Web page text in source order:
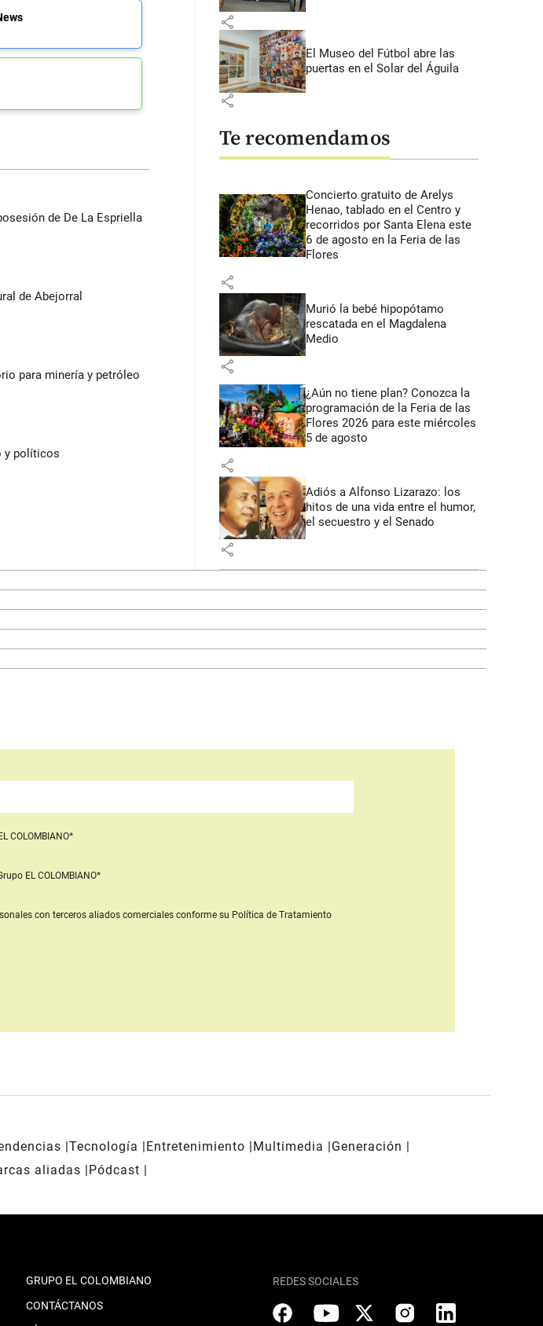
de De La Espriella
de Abejorral
para minería y petróleo
y políticos
share
El Museo del Fútbol abre las
puertas en el Solar del Águila
share
Te recomendamos
Concierto gratuito de Arelys
Henao, tablado en el Centro y
recorridos por Santa Elena este
6 de agosto en la Feria de las
Flores
share
Murió la bebé hipopótamo
rescatada en el Magdalena
Medio
share
¿Aún no tiene plan? Conozca la
programación de la Feria de las
Flores 2026 para este miércoles
5 de agosto
share
Adiós a Alfonso Lizarazo: los
hitos de una vida entre el humor,
el secuestro y el Senado
share
COLOMBIANO*
EL COLOMBIANO*
con terceros aliados comercialesconforme su Política de Tratamiento
Tecnología Entretenimiento Multimedia
Generación
aliadas
Pódcast
GRUPO EL COLOMBIANO
CONTÁCTANOS
REDES SOCIALES